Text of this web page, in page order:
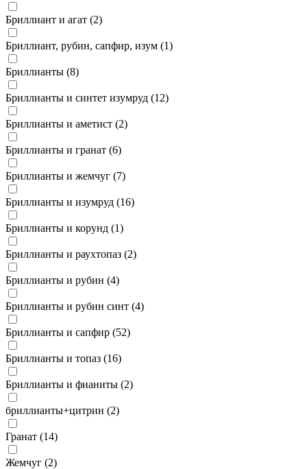
Бриллиант и агат (2)
Бриллиант, рубин, сапфир, изум (1)
Бриллианты (8)
Бриллианты и синтет изумруд (12)
Бриллианты и аметист (2)
Бриллианты и гранат (6)
Бриллианты и жемчуг (7)
Бриллианты и изумруд (16)
Бриллианты и корунд (1)
Бриллианты и раухтопаз (2)
Бриллианты и рубин (4)
Бриллианты и рубин синт (4)
Бриллианты и сапфир (52)
Бриллианты и топаз (16)
Бриллианты и фианиты (2)
бриллианты+цитрин (2)
Гранат (14)
Жемчуг (2)